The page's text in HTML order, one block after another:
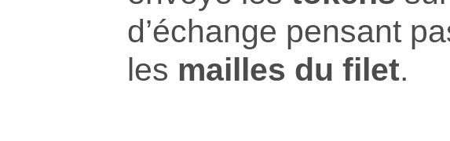
d’échange pensant
les mailles du filet.